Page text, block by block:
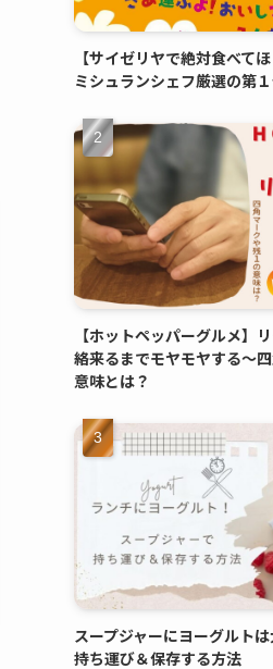
【サイゼリヤで絶対食べて
ミシュランシェフ厳選の第
【ホットペッパーグルメ】
絡来るまでモヤモヤする～
意味とは？
スープジャーにヨーグルト
持ち運び＆保存する方法